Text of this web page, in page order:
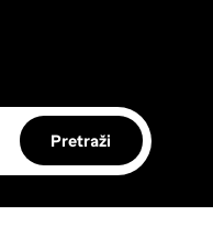
Pretraži